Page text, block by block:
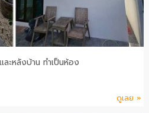
ะหลังบ้าน ทำเป็นห้อง
ดูเลย »